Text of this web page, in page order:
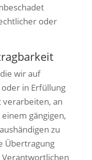
oder
wir auf
in Erfüllung
an
gängigen,
zu
Übertragung